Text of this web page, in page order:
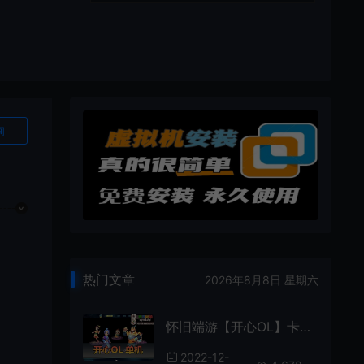
热门文章 2026年8月8日 星期六
怀旧端游【开心OL】卡通风格Q萌免虚拟机一键启动视频安装教程后台修改金钱教程
2022-12-